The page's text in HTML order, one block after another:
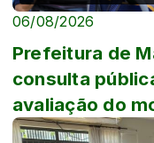
06/08/2026
Prefeitura de
consulta
avaliação do
escola...